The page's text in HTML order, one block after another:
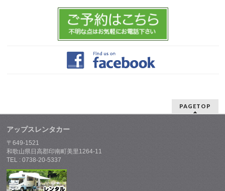
PAGETOP
アップスレンタカー
〒649-1521
和歌山県日高郡印南町美里1264-11
TEL : 0738-20-5337